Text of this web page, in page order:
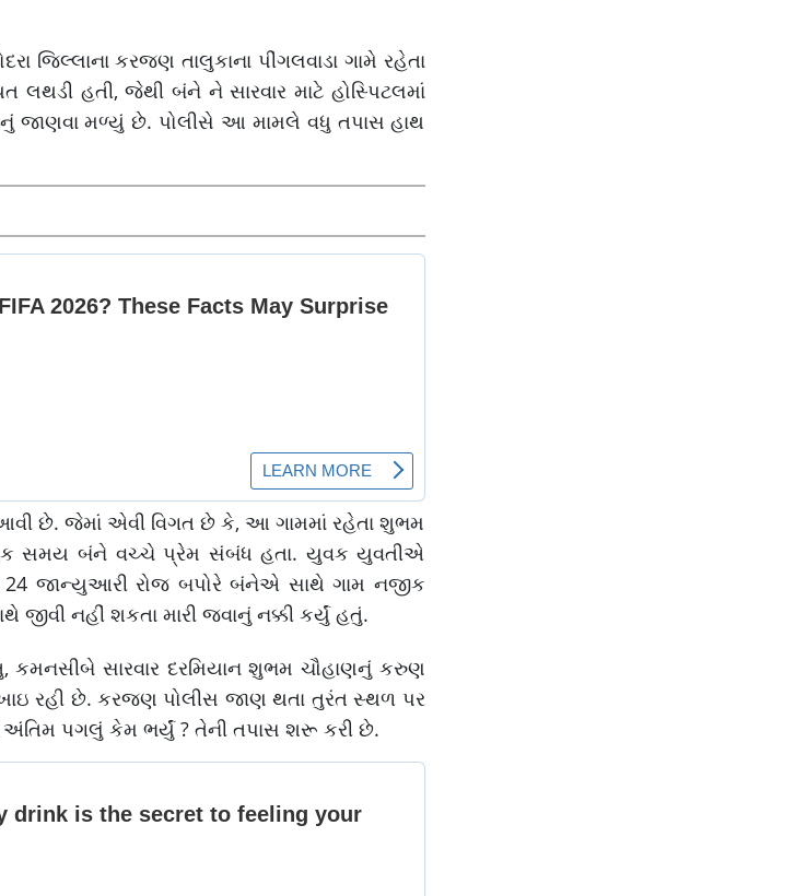
જિલ્લાના કરજણ તાલુકાના પીંગલવાડા ગામે રહેતા
હતી, જેથી બંને ને સારવાર માટે હોસ્પિટલમાં
જાણવા મળ્યું છે. પોલીસે આ મામલે વધુ તપાસ હાથ
છે. જેમાં એવી વિગત છે કે, આ ગામમાં રહેતા શુભમ
સમય બંને વચ્ચે પ્રેમ સંબંધ હતા. યુવક યુવતીએ
જાન્યુઆરી રોજ બપોરે બંનેએ સાથે ગામ નજીક
નહીં શકતા મારી જવાનું નક્કી કર્યું હતું.
કમનસીબે સારવાર દરમિયાન શુભમ ચૌહાણનું કરુણ
રહી છે. કરજણ પોલીસ જાણ થતા તુરંત સ્થળ પર
પગલું કેમ ભર્યું ? તેની તપાસ શરૂ કરી છે.